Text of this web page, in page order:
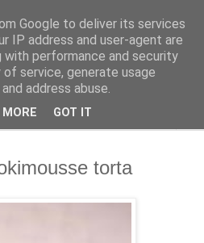
torta
Google to deliver its services
IP address and user-agent are
with performance and security
service, generate usage
address abuse.
MORE GOT IT